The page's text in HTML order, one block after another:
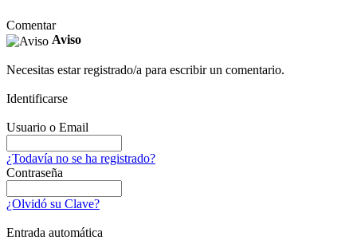
Comentar
Aviso
Necesitas estar registrado/a para escribir un comentario.
Identificarse
Usuario o Email
¿Todavía no se ha registrado?
Contraseña
¿Olvidó su Clave?
Entrada automática